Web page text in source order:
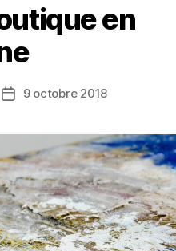
en
Date9 octobre 2018